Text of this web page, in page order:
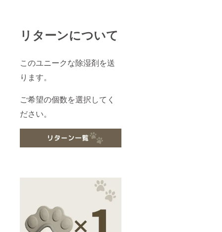
リターンについて
このユニークな除湿剤を送
ります。
ご希望の個数を選択してく
ださい。